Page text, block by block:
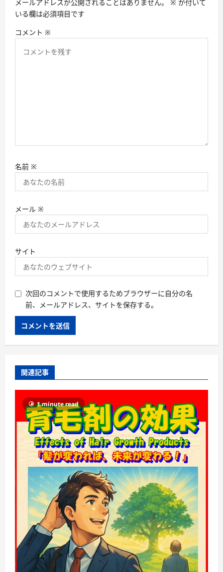
メールアドレスが公開されることはありません。 ※ が付いて
いる欄は必須項目です
コメント ※
名前 ※
メール ※
サイト
次回のコメントで使用するためブラウザーに自分の名
前、メールアドレス、サイトを保存する。
関連記事
1 minute read